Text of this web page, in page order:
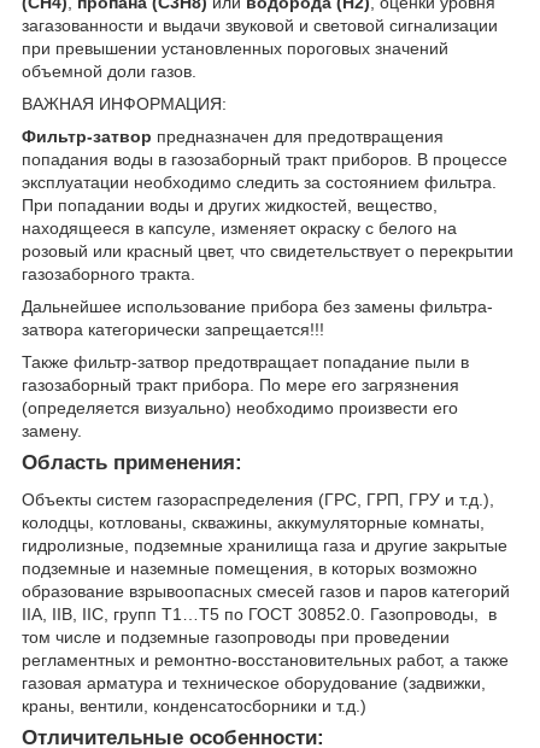
загазованности и выдачи звуковой и световой сигнализации
при превышении установленных пороговых значений
объемной доли газов.
ВАЖНАЯ ИНФОРМАЦИЯ:
Фильтр-затвор предназначен для предотвращения
попадания воды в газозаборный тракт приборов. В процессе
эксплуатации необходимо следить за состоянием фильтра.
При попадании воды и других жидкостей, вещество,
находящееся в капсуле, изменяет окраску с белого на
розовый или красный цвет, что свидетельствует о перекрытии
газозаборного тракта.
Дальнейшее использование прибора без замены фильтра-
затвора категорически запрещается!!!
Также фильтр-затвор предотвращает попадание пыли в
газозаборный тракт прибора. По мере его загрязнения
(определяется визуально) необходимо произвести его
замену.
Область применения:
Объекты систем газораспределения (ГРС, ГРП, ГРУ и т.д.),
колодцы, котлованы, скважины, аккумуляторные комнаты,
гидролизные, подземные хранилища газа и другие закрытые
подземные и наземные помещения, в которых возможно
образование взрывоопасных смесей газов и паров категорий
IIA, IIB, IIC, групп Т1…Т5 по ГОСТ 30852.0. Газопроводы, в
том числе и подземные газопроводы при проведении
регламентных и ремонтно-восстановительных работ, а также
газовая арматура и техническое оборудование (задвижки,
краны, вентили, конденсатосборники и т.д.)
Отличительные особенности: